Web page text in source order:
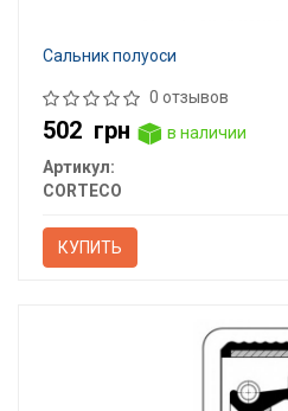
Сальник полуоси
0 отзывов
502 грн
в наличии
Артикул:
CORTECO
КУПИТЬ